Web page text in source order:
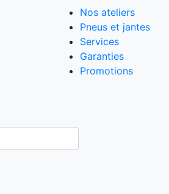
Nos ateliers
Pneus et jantes
Services
Garanties
Promotions